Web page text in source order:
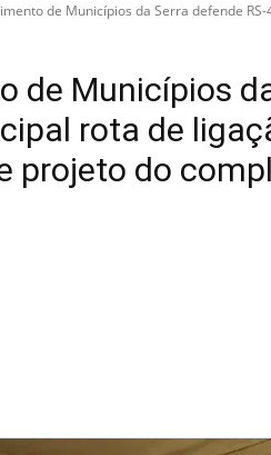
de Municípios da Serra defende
de Municípios
rota de
projeto do